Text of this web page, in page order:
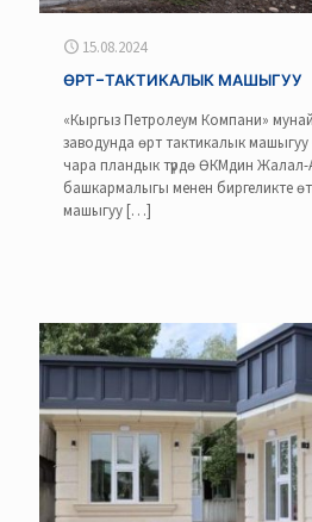
15.08.2024
ӨРТ-ТАКТИКАЛЫК МАШЫГУУ
«Кыргыз Петролеум Компани»
заводунда өрт тактикалык
чара пландык түрдө ӨКМдин
башкармалыгы менен биргеликте
машыгуу […]